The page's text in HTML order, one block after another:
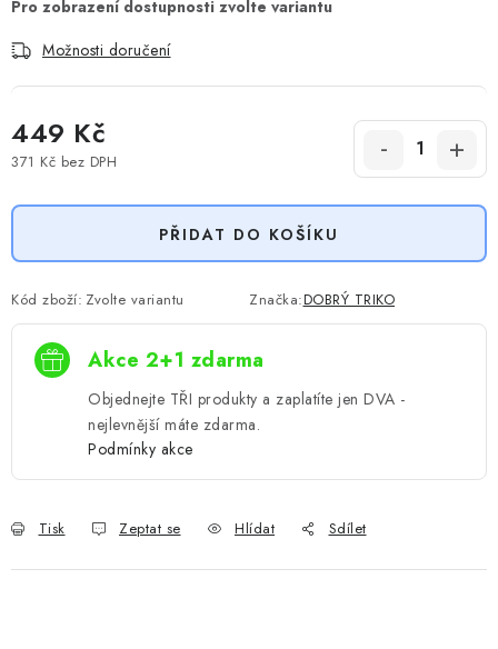
Možnosti doručení
449 Kč
371 Kč bez DPH
PŘIDAT DO KOŠÍKU
Kód zboží: Zvolte variantu Značka:DOBRÝ TRIKO
Akce 2+1 zdarma
Objednejte TŘI produkty a zaplatíte jen DVA -
nejlevnější máte zdarma.
Podmínky akce
Tisk Zeptat se Hlídat Sdílet